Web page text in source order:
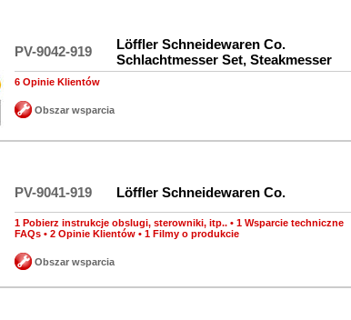
PV-9042-919
Löffler Schneidewaren Co.
Schlachtmesser Set, Steakmesser
6 Opinie Klientów
Obszar wsparcia
PV-9041-919 Löffler Schneidewaren Co.
1 Pobierz instrukcje obslugi, sterowniki, itp.. • 1 Wsparcie techniczne
FAQs • 2 Opinie Klientów • 1 Filmy o produkcie
Obszar wsparcia